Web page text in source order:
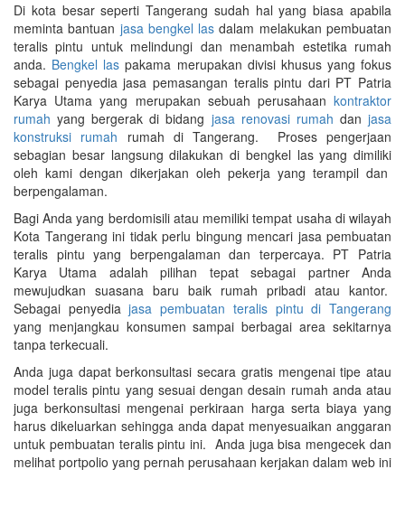
Di kota besar seperti Tangerang sudah hal yang biasa apabila
meminta bantuan jasa bengkel las dalam melakukan pembuatan
teralis pintu untuk melindungi dan menambah estetika rumah
anda. Bengkel las pakama merupakan divisi khusus yang fokus
sebagai penyedia jasa pemasangan teralis pintu dari PT Patria
Karya Utama yang merupakan sebuah perusahaan kontraktor
rumah yang bergerak di bidang jasa renovasi rumah danjasa
konstruksi rumah rumah di Tangerang. Proses pengerjaan
sebagian besar langsung dilakukan di bengkel las yang dimiliki
oleh kami dengan dikerjakan oleh pekerja yang terampil dan
berpengalaman.
Bagi Anda yang berdomisili atau memiliki tempat usaha di wilayah
Kota Tangerang ini tidak perlu bingung mencari jasa pembuatan
teralis pintu yang berpengalaman dan terpercaya. PT Patria
Karya Utama adalah pilihan tepat sebagai partner Anda
mewujudkan suasana baru baik rumah pribadi atau kantor.
Sebagai penyediajasa pembuatan teralis pintu di Tangerang
yang menjangkau konsumen sampai berbagai area sekitarnya
tanpa terkecuali.
Anda juga dapat berkonsultasi secara gratis mengenai tipe atau
model teralis pintu yang sesuai dengan desain rumah anda atau
juga berkonsultasi mengenai perkiraan harga serta biaya yang
harus dikeluarkan sehingga anda dapat menyesuaikan anggaran
untuk pembuatan teralis pintu ini. Anda juga bisa mengecek dan
melihat portpolio yang pernah perusahaan kerjakan dalam web ini